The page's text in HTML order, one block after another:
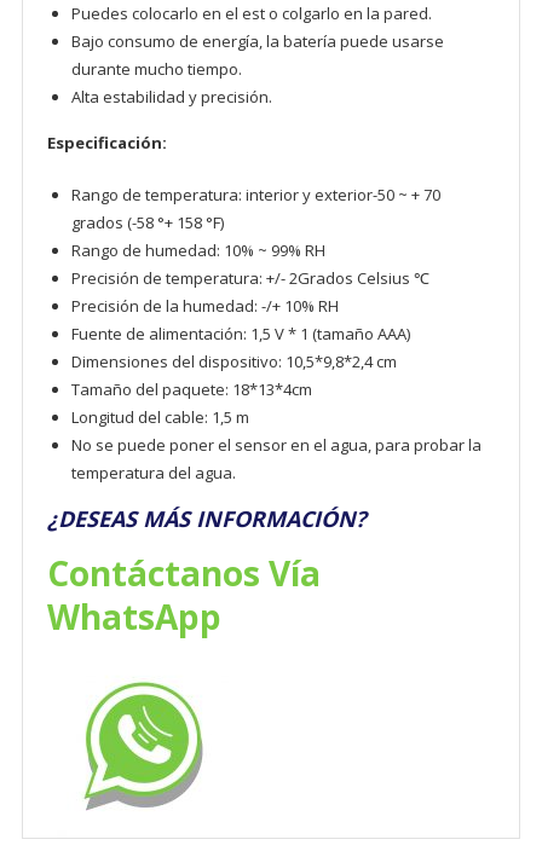
Puedes colocarlo en el est o colgarlo en la pared.
Bajo consumo de energía, la batería puede usarse
durante mucho tiempo.
Alta estabilidad y precisión.
Especificación:
Rango de temperatura: interior y exterior-50 ~ + 70
grados (-58 °+ 158 °F)
Rango de humedad: 10% ~ 99% RH
Precisión de temperatura: +/- 2Grados Celsius ℃
Precisión de la humedad: -/+ 10% RH
Fuente de alimentación: 1,5 V * 1 (tamaño AAA)
Dimensiones del dispositivo: 10,5*9,8*2,4 cm
Tamaño del paquete: 18*13*4cm
Longitud del cable: 1,5 m
No se puede poner el sensor en el agua, para probar la
temperatura del agua.
¿DESEAS MÁS INFORMACIÓN?
Contáctanos Vía
WhatsApp